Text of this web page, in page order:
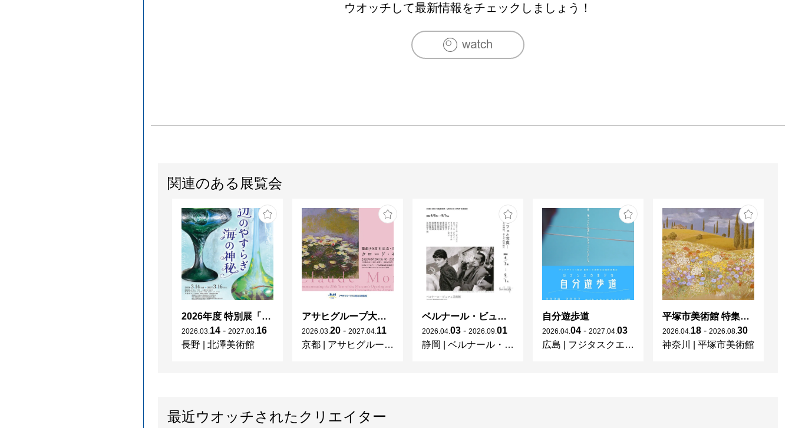
ウオッチして最新情報をチェックしましょう！
関連のある展覧会
2026年度 特別展「ガレとドーム、アール･ヌーヴォーのガラス 水辺のやすらぎ、海の神秘」
2026 03 14 - 2027 03 16
長野
北澤美術館
アサヒグループ大山崎山荘美術館 開館30周年記念展「没後100年 クロード・モネ」
2026 03 20 - 2027 04 11
京都
アサヒグループ大山崎山荘美術館
ベルナール・ビュフェと写真 ーカメラがとらえたビュフェとその時代、そして21 世紀へ
2026 04 03 - 2026 09 01
静岡
ベルナール・ビュフェ美術館
自分遊歩道
2026 04 04 - 2027 04 03
広島
フジタスクエアまるくる大野
平塚市美術館 特集展 花の表現、その多様性／特別展示 新収蔵品展
2026 04 18 - 2026 08 30
神奈川
平塚市美術館
最近ウオッチされたクリエイター